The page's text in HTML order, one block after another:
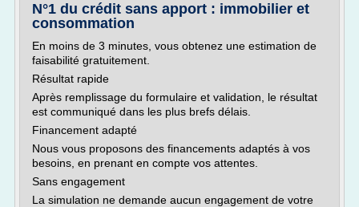
N°1 du crédit sans apport : immobilier et
consommation
En moins de 3 minutes, vous obtenez une estimation de
faisabilité gratuitement.
Résultat rapide
Après remplissage du formulaire et validation, le résultat
est communiqué dans les plus brefs délais.
Financement adapté
Nous vous proposons des financements adaptés à vos
besoins, en prenant en compte vos attentes.
Sans engagement
La simulation ne demande aucun engagement de votre